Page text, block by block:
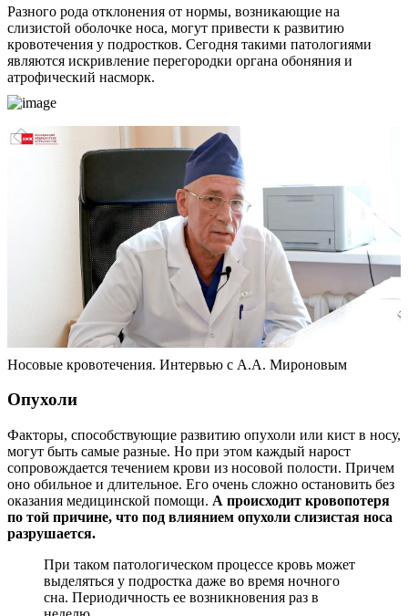
Разного рода отклонения от нормы, возникающие на
слизистой оболочке носа, могут привести к развитию
кровотечения у подростков. Сегодня такими патологиями
являются искривление перегородки органа обоняния и
атрофический насморк.
Носовые кровотечения. Интервью с А.А. Мироновым
Опухоли
Факторы, способствующие развитию опухоли или кист в носу,
могут быть самые разные. Но при этом каждый нарост
сопровождается течением крови из носовой полости. Причем
оно обильное и длительное. Его очень сложно остановить без
оказания медицинской помощи. А происходит кровопотеря
по той причине, что под влиянием опухоли слизистая носа
разрушается.
При таком патологическом процессе кровь может
выделяться у подростка даже во время ночного
сна. Периодичность ее возникновения раз в